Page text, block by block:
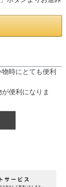
時にとても便利
便利になりま